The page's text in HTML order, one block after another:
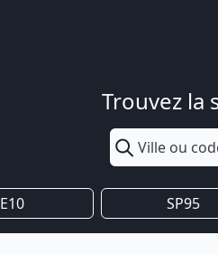
Trouvez la
E10 SP95